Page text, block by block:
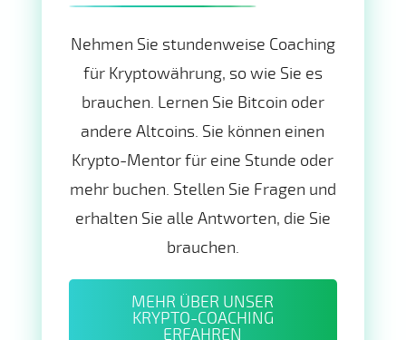
Nehmen Sie stundenweise Coaching
für Kryptowährung, so wie Sie es
brauchen. Lernen Sie Bitcoin oder
andere Altcoins. Sie können einen
Krypto-Mentor für eine Stunde oder
mehr buchen. Stellen Sie Fragen und
erhalten Sie alle Antworten, die Sie
brauchen.
MEHR ÜBER UNSER
KRYPTO-COACHING
ERFAHREN